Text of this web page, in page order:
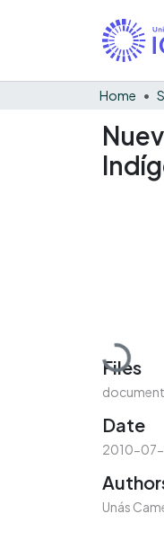
Home
Loading...
Files
Date
2010-07-
Unás